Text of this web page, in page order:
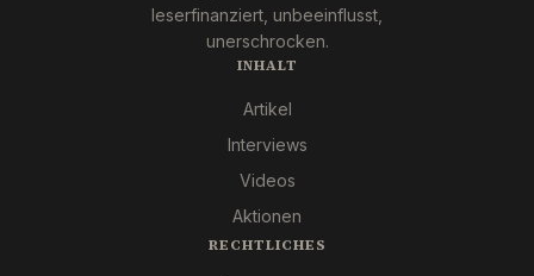
leserfinanziert, unbeeinflusst,
unerschrocken.
INHALT
Artikel
Interviews
Videos
Aktionen
RECHTLICHES